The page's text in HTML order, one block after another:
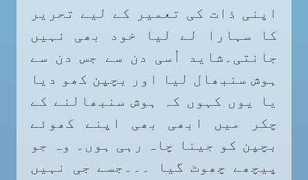
اپنی ذات کی تعمیر کے لیے تحریر
کا سہارا لے لیا خود بھی نہیں
جانتی۔شاید اُسی دن سے جس دن سے
ہوش سنبھال لیا اور بچپن کھو دیا
یا یوں کہوں کہ ہوش سنبھالنے کے
چکر میں ابھی بھی اپنے کھوئے
بچپن کو جینا چاہ رہی ہوں۔ وہ جو
پیچھے چھوٹ گیا ۔۔۔جسے جی نہیں